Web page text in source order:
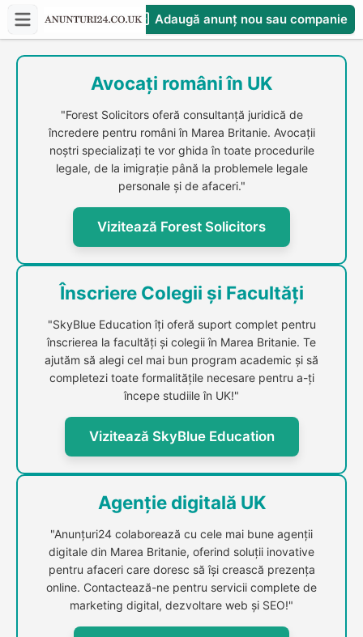
Adaugă anunț nou sau companie
CompaniesS
Avocați români în UK
"Forest Solicitors oferă consultanță juridică de
încredere pentru români în Marea Britanie. Avocații
noștri specializați te vor ghida în toate procedurile
legale, de la imigrație până la problemele legale
personale și de afaceri."
Vizitează Forest Solicitors
Înscriere Colegii și Facultăți
"SkyBlue Education îți oferă suport complet pentru
înscrierea la facultăți și colegii în Marea Britanie. Te
ajutăm să alegi cel mai bun program academic și să
completezi toate formalitățile necesare pentru a-ți
începe studiile în UK!"
Vizitează SkyBlue Education
Agenție digitală UK
"Anunțuri24 colaborează cu cele mai bune agenții
digitale din Marea Britanie, oferind soluții inovative
pentru afaceri care doresc să își crească prezența
online. Contactează-ne pentru servicii complete de
marketing digital, dezvoltare web și SEO!"